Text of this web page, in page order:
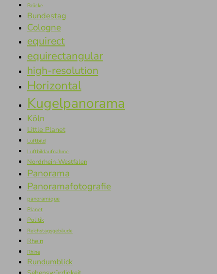
Brücke
Bundestag
Cologne
equirect
equirectangular
high-resolution
Horizontal
Kugelpanorama
Köln
Little Planet
Luftbild
Luftbildaufnahme
Nordrhein-Westfalen
Panorama
Panoramafotografie
panoramique
Planet
Politik
Reichstagsgebäude
Rhein
Rhine
Rundumblick